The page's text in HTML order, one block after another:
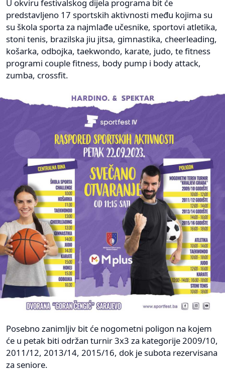
U okviru festivalskog dijela programa bit će
predstavljeno 17 sportskih aktivnosti među kojima su
su škola sporta za najmlađe učesnike, sportovi atletika,
stoni tenis, brazilska jiu jitsa, gimnastika, cheerleading,
košarka, odbojka, taekwondo, karate, judo, te fitness
programi couple fitness, body pump i body attack,
zumba, crossfit.
Posebno zanimljiv bit će nogometni poligon na kojem
će u petak biti održan turnir 3x3 za kategorije 2009/10,
2011/12, 2013/14, 2015/16, dok je subota rezervisana
za seniore.